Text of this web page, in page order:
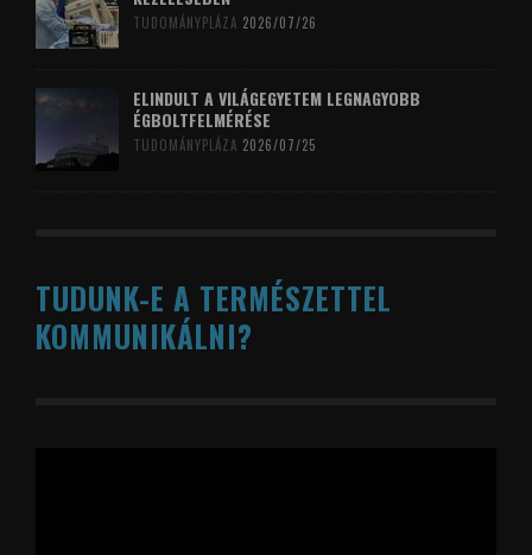
TUDOMÁNYPLÁZA 2026/07/26
ELINDULT A VILÁGEGYETEM LEGNAGYOBB
ÉGBOLTFELMÉRÉSE
TUDOMÁNYPLÁZA 2026/07/25
TUDUNK-E A TERMÉSZETTEL
KOMMUNIKÁLNI?